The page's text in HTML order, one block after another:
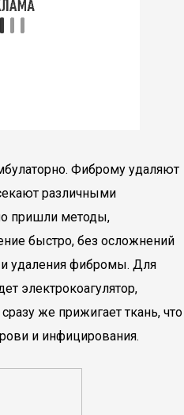
Фиброму удаляют
различными
пришли методы,
быстро, без осложнений
и удаления фибромы. Для
электрокоагулятор,
же прижигает ткань, что
и инфицирования.